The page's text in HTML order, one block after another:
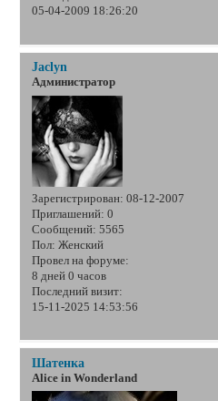
05-04-2009 18:26:20
Jaclyn
Администратор
Зарегистрирован: 08-12-2007
Приглашений: 0
Сообщений: 5565
Пол: Женский
Провел на форуме:
8 дней 0 часов
Последний визит:
15-11-2025 14:53:56
Шатенка
Alice in Wonderland